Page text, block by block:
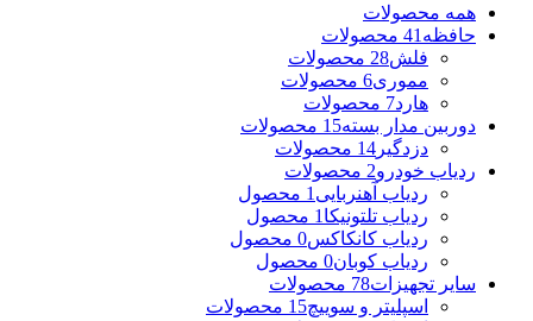
همه محصولات
حافظه 41 محصولات
فلش28 محصولات
مموری6 محصولات
هارد7 محصولات
دوربین مدار بسته15 محصولات
دزدگیر 14 محصولات
ردیاب خودرو2 محصولات
ردیاب آهنربایی 1 محصول
ردیاب تلتونیکا 1 محصول
ردیاب کانکاکس0 محصول
ردیاب کوبان0 محصول
سایر تجهیزات78 محصولات
اسپلیتر و سوییچ15 محصولات